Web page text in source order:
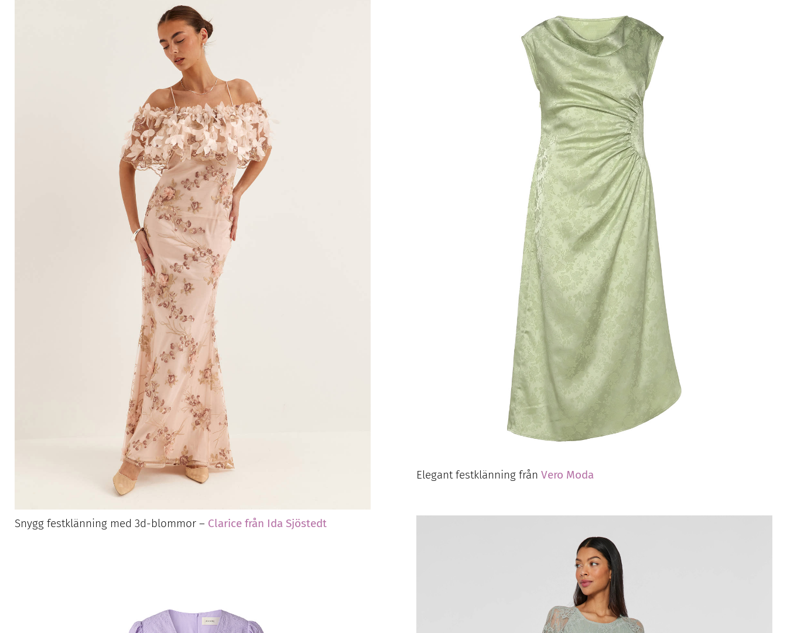
Snygg festklänning med 3d-blommor – Clarice från Ida Sjöstedt
Elegant festklänning från Vero Moda